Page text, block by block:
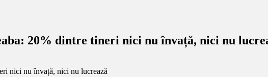
20% dintre tineri nici nu învață, nici nu